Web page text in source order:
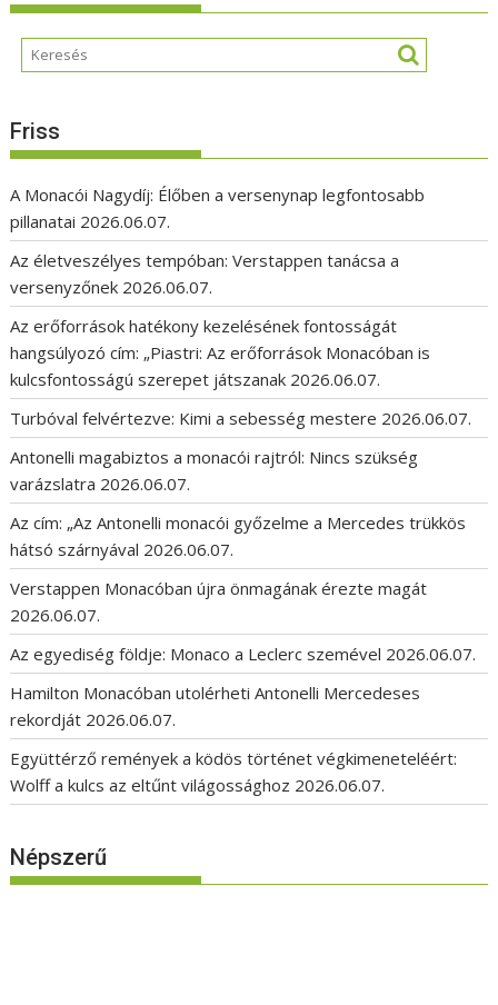
Friss
A Monacói Nagydíj: Élőben a versenynap legfontosabb
pillanatai 2026.06.07.
Az életveszélyes tempóban: Verstappen tanácsa a
versenyzőnek 2026.06.07.
Az erőforrások hatékony kezelésének fontosságát
hangsúlyozó cím: „Piastri: Az erőforrások Monacóban is
kulcsfontosságú szerepet játszanak 2026.06.07.
Turbóval felvértezve: Kimi a sebesség mestere 2026.06.07.
Antonelli magabiztos a monacói rajtról: Nincs szükség
varázslatra 2026.06.07.
Az cím: „Az Antonelli monacói győzelme a Mercedes trükkös
hátsó szárnyával 2026.06.07.
Verstappen Monacóban újra önmagának érezte magát
2026.06.07.
Az egyediség földje: Monaco a Leclerc szemével 2026.06.07.
Hamilton Monacóban utolérheti Antonelli Mercedeses
rekordját 2026.06.07.
Együttérző remények a ködös történet végkimeneteléért:
Wolff a kulcs az eltűnt világossághoz 2026.06.07.
Népszerű